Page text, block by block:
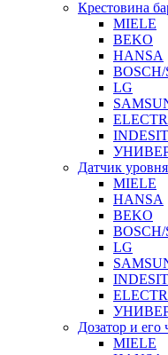
Крестовина
MIELE
BEKO
HANSA
LG
Датчик
MIELE
HANSA
BEKO
LG
Дозатор и его
MIELE